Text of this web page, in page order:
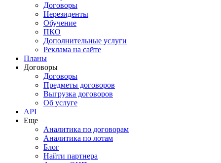
Договоры
Нерезиденты
Обучение
ПКО
Дополнительные услуги
Реклама на сайте
Планы
Договоры
Договоры
Предметы договоров
Выгрузка договоров
Об услуге
API
Еще
Аналитика по договорам
Аналитика по лотам
Блог
Найти партнера